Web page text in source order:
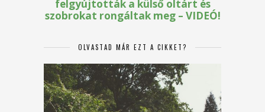
OLVASTAD MÁR EZT A CIKKET?